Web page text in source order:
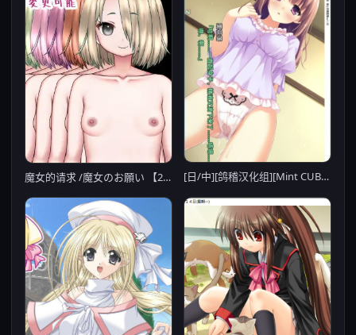
魔女的请求 /魔女のお願い 【20221230】 [日/中][鸽稽汉化组][Mint CUBE] あま恋シロップス ～恥じらう恋心でシたくなる甘神様の恋祭り～初回限定版/甘神大人的糖浆恋祭 V1.0 [2.6G【20230513】